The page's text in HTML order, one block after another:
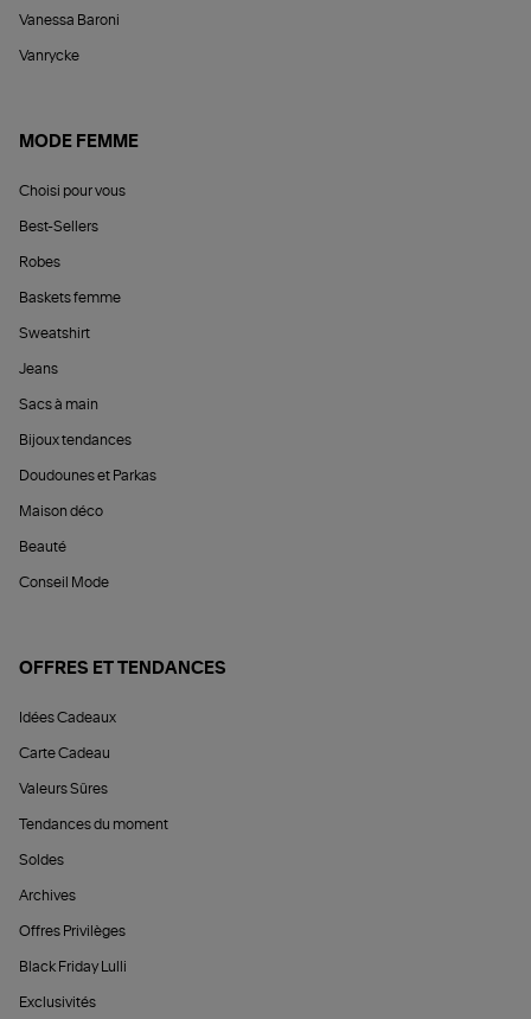
Vanessa Baroni
Vanrycke
MODE FEMME
Choisi pour vous
Best-Sellers
Robes
Baskets femme
Sweatshirt
Jeans
Sacs à main
Bijoux tendances
Doudounes et Parkas
Maison déco
Beauté
Conseil Mode
OFFRES ET TENDANCES
Idées Cadeaux
Carte Cadeau
Valeurs Sûres
Tendances du moment
Soldes
Archives
Offres Privilèges
Black Friday Lulli
Exclusivités